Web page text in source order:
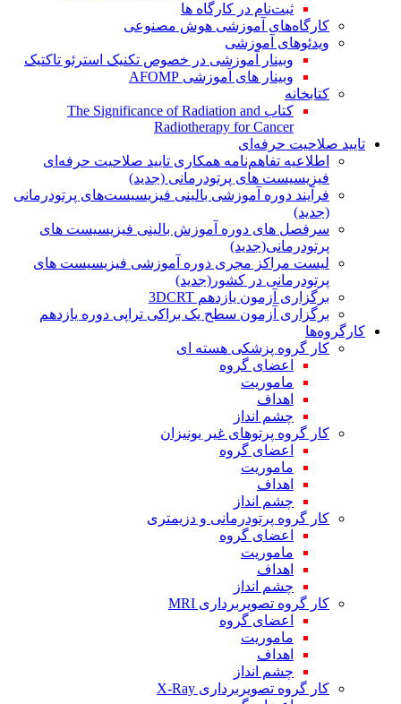
ثبت‌نام در کارگاه ها
کارگاه‌های آموزشی هوش مصنوعی
ویدئوهای آموزشی
وبینار آموزشی در خصوص تکنیک استرئو تاکتیک
وبینار های آموزشی AFOMP
کتابخانه
کتاب The Significance of Radiation and
Radiotherapy for Cancer
تایید صلاحیت حرفه‌ای
اطلاعیه تفاهم‌نامه همکاری تایید صلاحیت حرفه‌ای
فیزیسیست های پرتودرمانی (جدید)
فرآیند دوره آموزشی بالینی فیزیسیست‌های پرتودرمانی
(جدید)
سرفصل های دوره آموزش بالینی فیزیسیست های
پرتودرمانی(جدید)
لیست مراکز مجری دوره آموزشی فیزیسیست های
پرتودرمانی در کشور(جدید)
برگزاری آزمون یازدهم 3DCRT
برگزاری آزمون سطح یک براکی تراپی دوره یازدهم
کارگروه‌ها
کار گروه پزشکی هسته ای
اعضای گروه
ماموریت
اهداف
چشم انداز
کار گروه پرتوهای غیر یونیزان
اعضای گروه
ماموریت
اهداف
چشم انداز
کار گروه پرتودرمانی و دزیمتری
اعضای گروه
ماموریت
اهداف
چشم انداز
کار گروه تصویربرداری MRI
اعضای گروه
ماموریت
اهداف
چشم انداز
کار گروه تصویربرداری X-Ray